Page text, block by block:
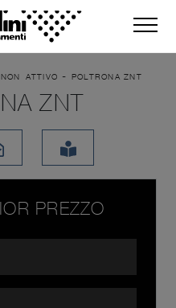
NON_ATTIVO - POLTRONA ZNT
ZNT
PREZZO